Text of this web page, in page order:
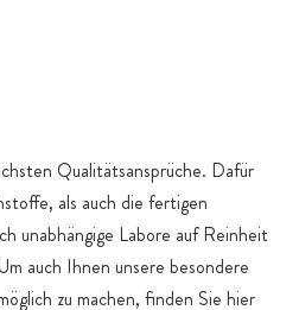
Qualitätsansprüche. Dafür
als auch die fertigen
unabhängige Labore auf Reinheit
auch Ihnen unsere besondere
zu machen, finden Sie hier